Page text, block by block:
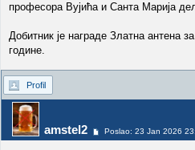
професора Вујића и Санта Марија
Добитник је награде Златна антена
године.
Profil
amstel2 Poslao: 23 Jan 2026